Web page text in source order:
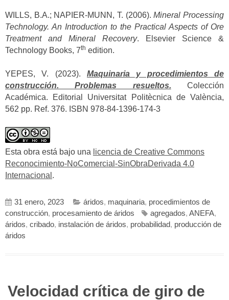
WILLS, B.A.; NAPIER-MUNN, T. (2006).Mineral Processing
Technology. An Introduction to the Practical Aspects of Ore
Treatment and Mineral Recovery. Elsevier Science &
Technology Books, 7th edition.
YEPES, V. (2023). Maquinaria y procedimientos de
construcción. Problemas resueltos. Colección
Académica. Editorial Universitat Politècnica de València,
562 pp. Ref. 376. ISBN 978-84-1396-174-3
Esta obra está bajo una licencia de Creative Commons
Reconocimiento-NoComercial-SinObraDerivada 4.0
Internacional .
31 enero, 2023 áridos, maquinaria, procedimientos de
construcción, procesamiento de áridos agregados, ANEFA,
áridos, cribado, instalación de áridos, probabilidad, producción de
áridos
Velocidad crítica de giro de